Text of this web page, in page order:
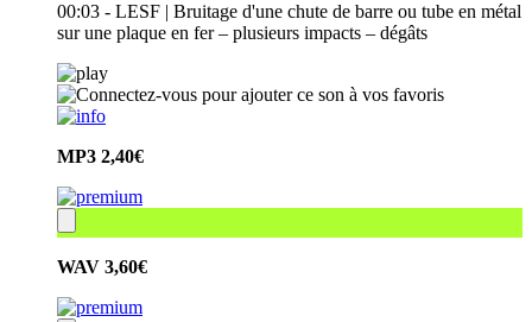
00:03 - LESF | Bruitage d'une chute de barre ou tube en métal
sur une plaque en fer – plusieurs impacts – dégâts
MP3 2,40€
WAV 3,60€